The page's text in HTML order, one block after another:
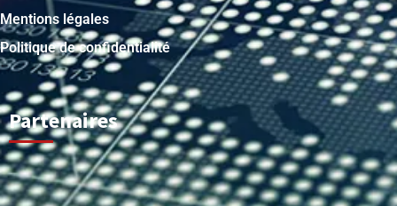
Mentions légales
Politique de confidentialité
Partenaires